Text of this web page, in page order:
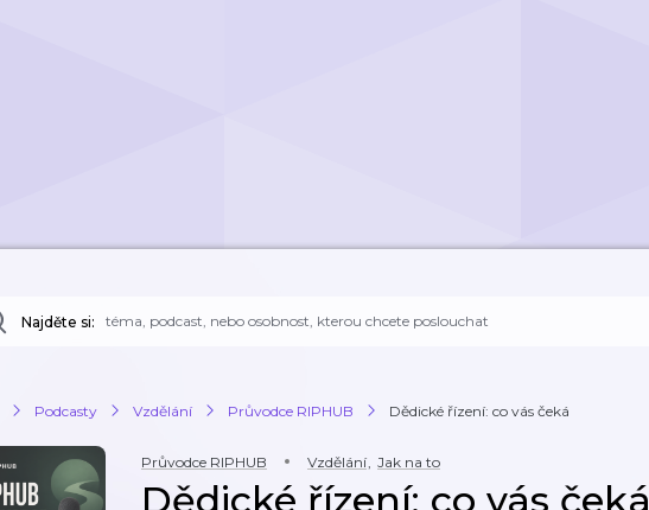
Najděte si:
Podcasty Vzdělání Průvodce RIPHUB Dědické řízení: co vás čeká
Průvodce RIPHUB Vzdělání, Jak na to
Dědické řízení: co vás čeká